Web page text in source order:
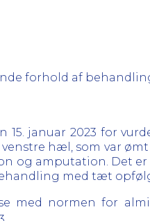
forhold af
15. januar 2023 for
hæl, som var
og amputation. Det
med tæt
med normen for